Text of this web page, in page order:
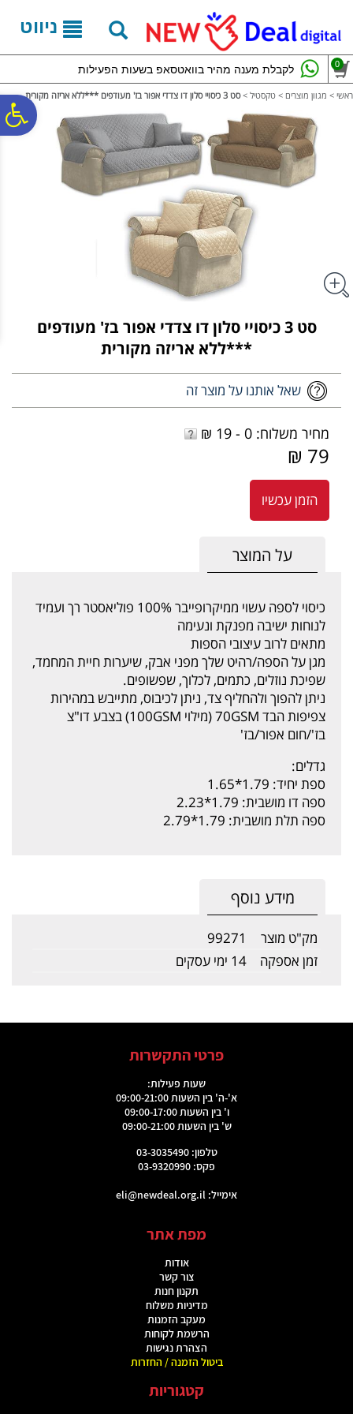
נגישות
אתר
המרכזי
ניווט
לקבלת מענה מהיר בוואטסאפ בשעות הפעילות 0
ראשי > מגוון מוצרים > טקסטיל > סט 3 כיסויי סלון דו צדדי אפור בז' מעודפים ***ללא אריזה מקורית
סט 3 כיסויי סלון דו צדדי אפור בז' מעודפים
***ללא אריזה מקורית
שאל אותנו על מוצר זה
מחיר משלוח: 0 - 19 ₪
79 ₪
הזמן עכשיו
על המוצר
כיסוי לספה עשוי ממיקרופייבר 100% פוליאסטר רך ועמיד
לנוחות ישיבה מפנקת ונעימה
מתאים לרוב עיצובי הספות
מגן על הספה/רהיט שלך מפני אבק, שיערות חיית המחמד,
שפיכת נוזלים, כתמים, לכלוך, שפשופים.
ניתן להפוך ולהחליף צד, ניתן לכיבוס, מתייבש במהירות
צפיפות הבד 70GSM (מילוי 100GSM) בצבע דו"צ
בז'/חום אפור/בז'
גדלים:
ספת יחיד: 1.79*1.65
ספה דו מושבית: 1.79*2.23
ספה תלת מושבית: 1.79*2.79
מידע נוסף
מק"ט מוצר
99271
זמן אספקה
14 ימי עסקים
פרטי התקשרות
שעות פעילות:
א'-ה' בין השעות 09:00-21:00
ו' בין השעות 09:00-17:00
ש' בין השעות 09:00-21:00
טלפון: 03-3035490
פקס: 03-9320990
אימייל: eli@newdeal.org.il
מפת אתר
אודות
צור קשר
תקנון חנות
מדיניות משלוח
מעקב הזמנות
הרשמת לקוחות
הצהרת נגישות
ביטול הזמנה / החזרות
קטגוריות